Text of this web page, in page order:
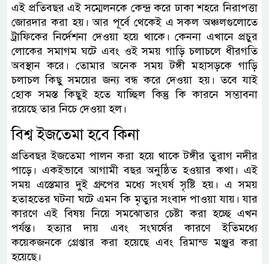
এই প্রতিবছর এই সম্মেলনকে কেন্দ্র করে ঢাকা শহরে নিরাপত্তা
জোরদার করা হয়। আর পূর্বে থেকেই এ সকল অঞ্চলগুলোতে
ট্রাফিকের নির্দেশনা দেওয়া হয়ে থাকে। কেননা এখানে প্রচুর
লোকের সমাগম ঘটে এবং ওই সময় গাড়ি চলাচলে ধীরগতি
অবস্থান করে। তোমার অনেক সময় টঙ্গী মহাসড়কে গাড়ি
চলাচল কিছু সময়ের জন্য বন্ধ করে দেওয়া হয়। তবে যাই
হোক সমস্ত কিছুই হতে যাচ্ছিল কিন্তু কি কারনে সম্ভাবনা
রয়েছে তার নিচে দেওয়া হল।
বিশ্ব ইজতেমা হবে কিনা
প্রতিবছর ইজতেমা পালন করা হয়ে থাকে টঙ্গীর তুরাগ নদীর
পাড়ে। একইভাবে আগামী বছর অনুষ্ঠিত হওয়ার কথা। এই
সময় এস্তেমার দুই গ্রুপের মধ্যে সংঘর্ষ সৃষ্টি হয়। এ সময়
হতাহতের ঘটনা ঘটে এমন কি মৃত্যুর সংবাদ পাওয়া যায়। যার
কারণে এই বিষয় নিয়ে সমঝোতার চেষ্টা করা হচ্ছে এখন
পর্যন্ত। হত্যার দায় এবং সংঘর্ষের কারণে ইতিমধ্যে
কয়েকজনকে গ্রেপ্তার করা হয়েছে এবং রিমান্ড মঞ্জুর করা
হয়েছে।